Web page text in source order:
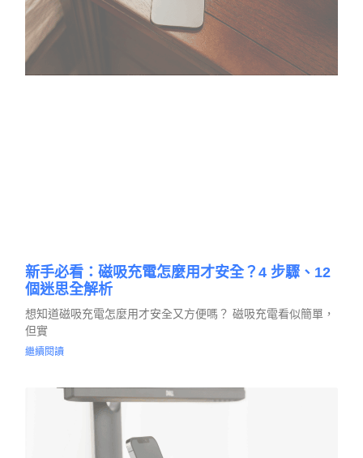
新手必看：磁吸充電怎麼用才安全？4 步驟、12
個迷思全解析
想知道磁吸充電怎麼用才安全又方便嗎？ 磁吸充電看似簡單，
但實
繼續閱讀